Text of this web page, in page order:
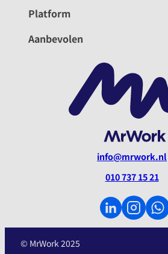
Platform
Aanbevolen
info@mrwork.nl
010 737 15 21
© MrWork 2025